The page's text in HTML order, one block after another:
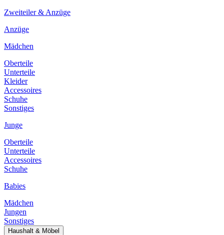
Zweiteiler & Anzüge
Anzüge
Mädchen
Oberteile
Unterteile
Kleider
Accessoires
Schuhe
Sonstiges
Junge
Oberteile
Unterteile
Accessoires
Schuhe
Babies
Mädchen
Jungen
Sonstiges
Haushalt & Möbel